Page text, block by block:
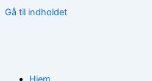
Gå til indholdet